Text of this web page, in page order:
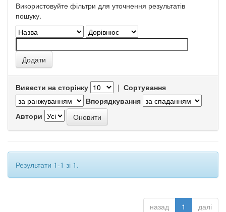
Використовуйте фільтри для уточнення результатів
пошуку.
Вивести на сторінку | Сортування
Впорядкування
Автори
Результати 1-1 зі 1.
назад 1 далі